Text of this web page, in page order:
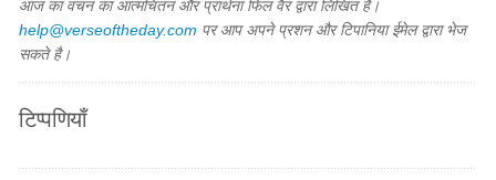
आज का वचन का आत्मचिंतन और प्रार्थना फिल वैर द्वारा लिखित है।
help@verseoftheday.com पर आप अपने प्रशन और टिपानिया ईमेल द्वारा भेज
सकते है।
टिप्पणियाँ